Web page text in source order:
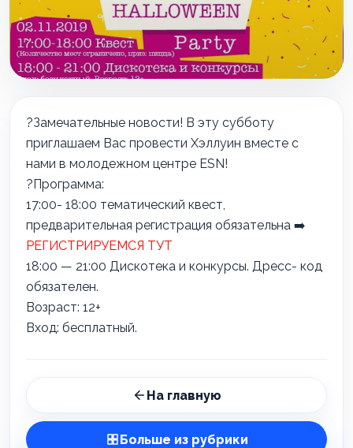
?Замечательные новости! В эту субботу
приглашаем Вас провести Хэллуин вместе с
нами в молодежном центре ESN!
?Программа:
17:00- 18:00 тематический квест,
предварительная регистрация обязательна ➡️
РЕГИСТРИРУЕМСЯ ТУТ
18:00 — 21:00 Дискотека и конкурсы. Дресс- код
обязателен.
Возраст: 12+
Вход: бесплатный.
На главную
Больше из рубрики